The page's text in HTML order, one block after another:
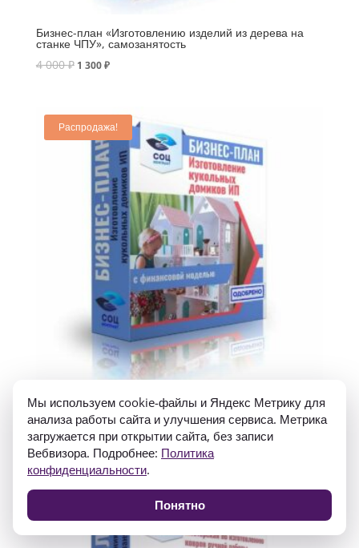
Бизнес-план «Изготовлению изделий из дерева на
станке ЧПУ», самозанятость
4 000₽ 1 300₽
Распродажа!
Бизнес-план «Изготовление кукольных домиков», ИП
4 500₽1 400₽
Мы используем cookie-файлы и Яндекс Метрику для
анализа работы сайта и улучшения сервиса. Метрика
загружается при открытии сайта, без записи
Вебвизора. Подробнее: Политика
конфиденциальности.
Понятно